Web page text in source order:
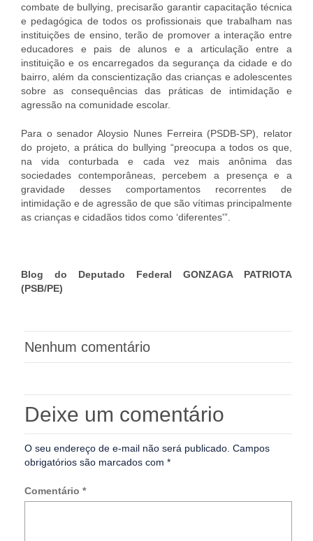
combate de bullying, precisarão garantir capacitação técnica
e pedagógica de todos os profissionais que trabalham nas
instituições de ensino, terão de promover a interação entre
educadores e pais de alunos e a articulação entre a
instituição e os encarregados da segurança da cidade e do
bairro, além da conscientização das crianças e adolescentes
sobre as consequências das práticas de intimidação e
agressão na comunidade escolar.
Para o senador Aloysio Nunes Ferreira (PSDB-SP), relator
do projeto, a prática do bullying “preocupa a todos os que,
na vida conturbada e cada vez mais anônima das
sociedades contemporâneas, percebem a presença e a
gravidade desses comportamentos recorrentes de
intimidação e de agressão de que são vítimas principalmente
as crianças e cidadãos tidos como ‘diferentes'”.
Blog do Deputado Federal GONZAGA PATRIOTA
(PSB/PE)
Nenhum comentário
Deixe um comentário
O seu endereço de e-mail não será publicado. Campos
obrigatórios são marcados com *
Comentário *